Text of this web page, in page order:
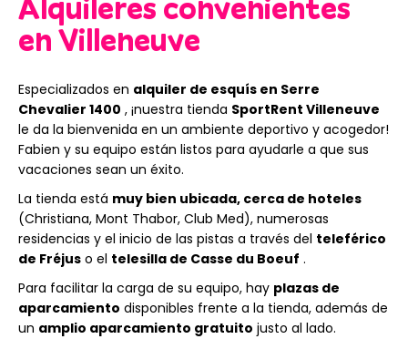
Alquileres convenientes
en Villeneuve
Especializados en alquiler de esquís en Serre
Chevalier 1400 , ¡nuestra tienda SportRent Villeneuve
le da la bienvenida en un ambiente deportivo y acogedor!
Fabien y su equipo están listos para ayudarle a que sus
vacaciones sean un éxito.
La tienda está muy bien ubicada, cerca de hoteles
(Christiana, Mont Thabor, Club Med), numerosas
residencias y el inicio de las pistas a través del teleférico
de Fréjus o el telesilla de Casse du Boeuf .
Para facilitar la carga de su equipo, hay plazas de
aparcamiento disponibles frente a la tienda, además de
un amplio aparcamiento gratuito justo al lado.